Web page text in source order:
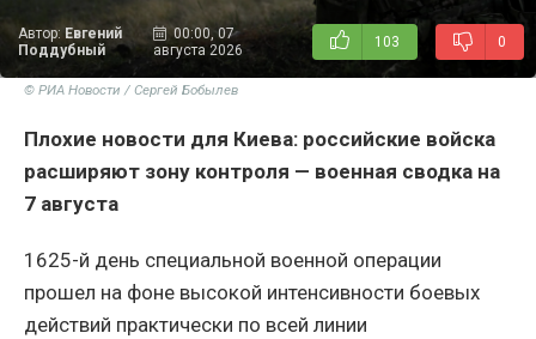
Автор: Евгений
Поддубный
00:00, 07
августа 2026
103 0
© РИА Новости / Сергей Бобылев
Плохие новости для Киева: российские войска
расширяют зону контроля — военная сводка на
7 августа
1625-й день специальной военной операции
прошел на фоне высокой интенсивности боевых
действий практически по всей линии